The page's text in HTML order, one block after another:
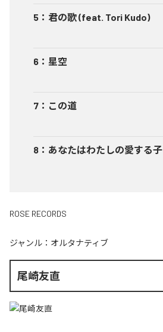
5 ： 君の歌 (feat. Tori Kudo)
6 ： 星空
7 ： この道
8 ： あなたはわたしの愛する子
ROSE RECORDS
ジャンル： オルタナティブ
尾崎友直